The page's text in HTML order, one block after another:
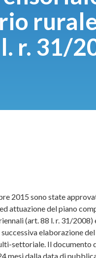
r. 31/
2015 sono state
attuazione del piano
(art. 88 l. r. 31/
elaborazione
settoriale. Il documento
mesi dalla data di